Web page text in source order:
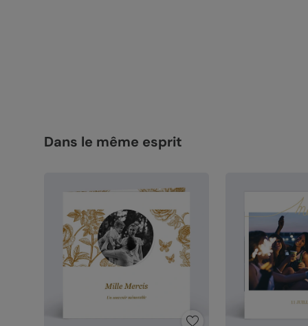
Dans le même esprit